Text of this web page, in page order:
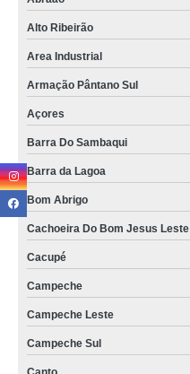
Alto Ribeirão
Area Industrial
Armação Pântano Sul
Açores
Barra Do Sambaqui
Barra da Lagoa
Bom Abrigo
Cachoeira Do Bom Jesus Leste
Cacupé
Campeche
Campeche Leste
Campeche Sul